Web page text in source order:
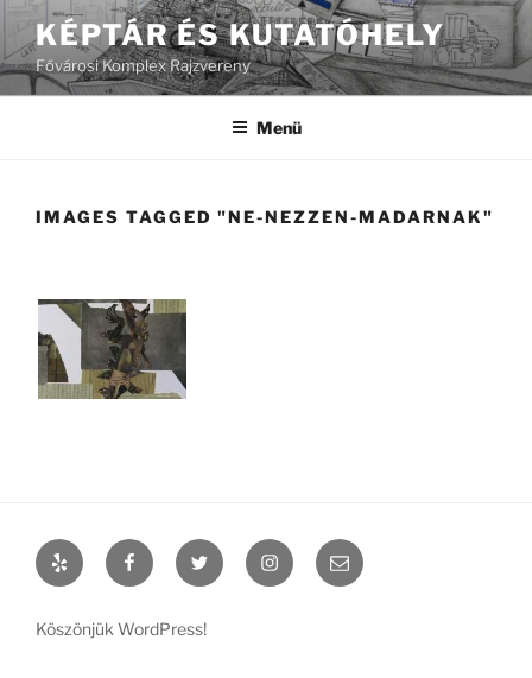
Tartalomhoz
KÉPTÁR ÉS KUTATÓHELY
Fővárosi Komplex Rajzvereny
Menü
IMAGES TAGGED "NE-NEZZEN-MADARNAK"
Yelp FacebookTwitter InstagramEmail
Köszönjük WordPress!